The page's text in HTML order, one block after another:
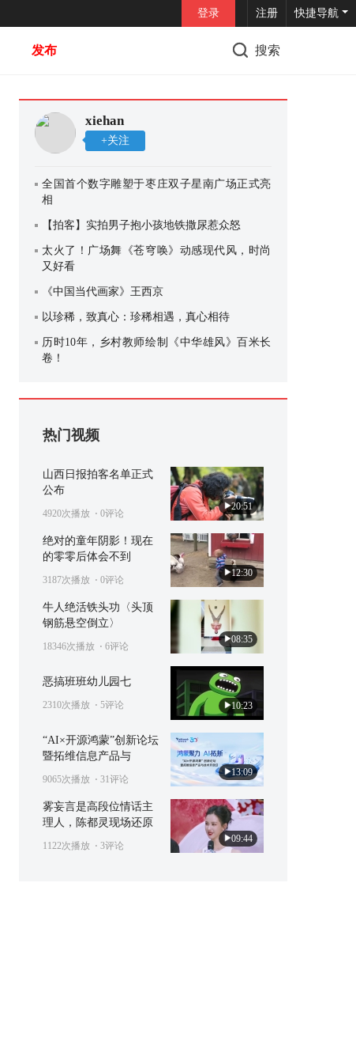
快捷导航
登录 注册
发布 搜索
xiehan
+关注
全国首个数字雕塑于枣庄双子星南广场正式亮
相
【拍客】实拍男子抱小孩地铁撒尿惹众怒
太火了！广场舞《苍穹唤》动感现代风，时尚
又好看
《中国当代画家》王西京
以珍稀，致真心：珍稀相遇，真心相待
历时10年，乡村教师绘制《中华雄风》百米长
卷！
热门视频
20:51
山西日报拍客名单正式
公布
4920次播放 ⋅ 0评论
12:30
绝对的童年阴影！现在
的零零后体会不到
3187次播放 ⋅ 0评论
08:35
牛人绝活铁头功〈头顶
钢筋悬空倒立〉
18346次播放 ⋅ 6评论
10:23
恶搞班班幼儿园七
2310次播放 ⋅ 5评论
13:09
“AI×开源鸿蒙”创新论坛
暨拓维信息产品与
9065次播放 ⋅ 31评论
09:44
雾妄言是高段位情话主
理人，陈都灵现场还原
1122次播放 ⋅ 3评论